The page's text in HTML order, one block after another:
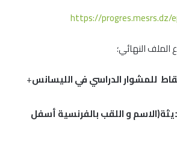
https://progres.mesrs.dz/
الملف النهائي؛
للمشوار الدراسي في الليسانس+
و اللقب بالفرنسية أسفل